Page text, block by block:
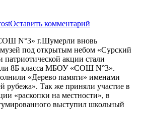
Оставить комментарий
ПОД
ОТКРЫТЫМ
НЕБОМ
ВСТРЕЧАЕТ
ДРУЗЕЙ
N°3» г.Шумерли вновь
под открытым небом «Сурский
акции стали
8Б класса МБОУ «СОШ N°3».
«Дерево памяти» именами
рубежа». Так же приняли участие в
«раскопки на местности», в
выступил школьный